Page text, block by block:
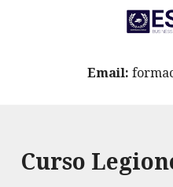
Email:
Curso